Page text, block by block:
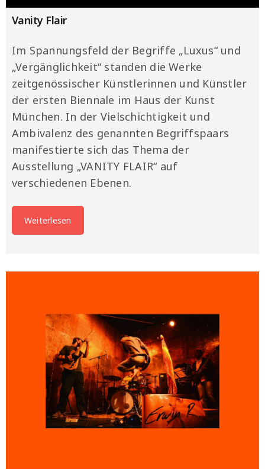
Vanity Flair
Im Spannungsfeld der Begriffe „Luxus“ und
„Vergänglichkeit“ standen die Werke
zeitgenössischer Künstlerinnen und Künstler
der ersten Biennale im Haus der Kunst
München. In der Vielschichtigkeit und
Ambivalenz des genannten Begriffspaars
manifestierte sich das Thema der
Ausstellung „VANITY FLAIR“ auf
verschiedenen Ebenen.
Weiterlesen